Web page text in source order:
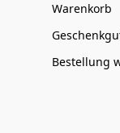
Warenkorb
Bestellung